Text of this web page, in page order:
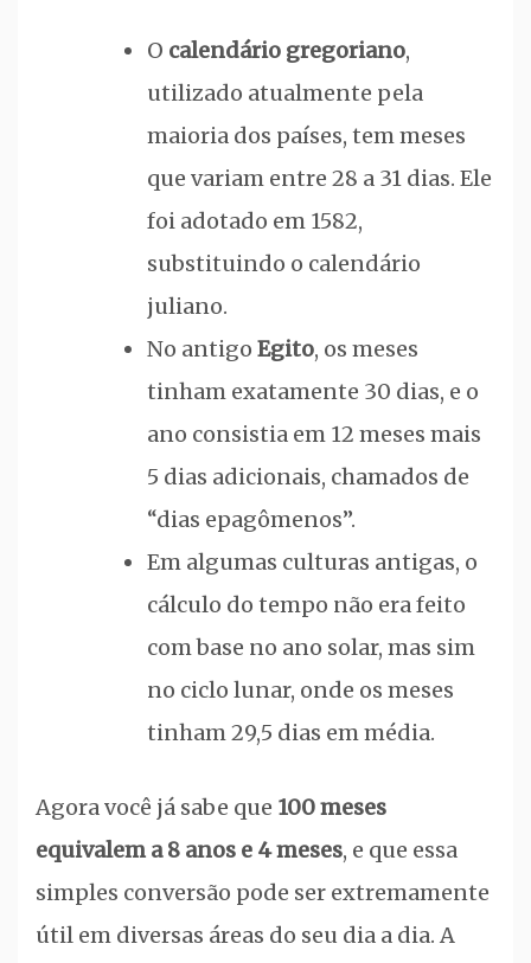
O calendário gregoriano,
utilizado atualmente pela
maioria dos países, tem meses
que variam entre 28 a 31 dias. Ele
foi adotado em 1582,
substituindo o calendário
juliano.
No antigo Egito, os meses
tinham exatamente 30 dias, e o
ano consistia em 12 meses mais
5 dias adicionais, chamados de
“dias epagômenos”.
Em algumas culturas antigas, o
cálculo do tempo não era feito
com base no ano solar, mas sim
no ciclo lunar, onde os meses
tinham 29,5 dias em média.
Agora você já sabe que 100 meses
equivalem a 8 anos e 4 meses, e que essa
simples conversão pode ser extremamente
útil em diversas áreas do seu dia a dia. A